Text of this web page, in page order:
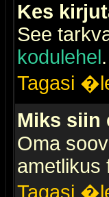
Kes
See
kodulehel
Tagasi
Miks siin
Oma
ametlikus
Tagasi